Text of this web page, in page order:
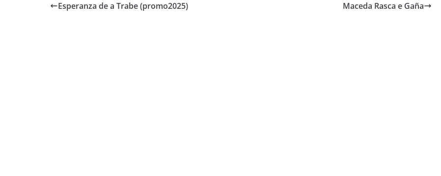
Esperanza de a Trabe (promo2025) Maceda Rasca e Gaña